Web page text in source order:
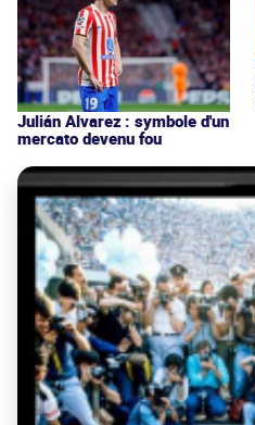
Julián Alvarez : symbole d'un
mercato devenu fou